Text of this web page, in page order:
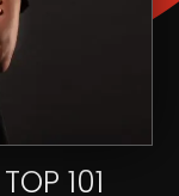
101